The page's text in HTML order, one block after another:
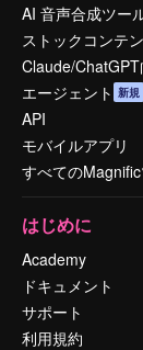
AI 音声合成ツー
ストックコンテ
Claude/
エージェント 新規
API
モバイルアプリ
すべての
はじめに
Academy
ドキュメント
サポート
利用規約